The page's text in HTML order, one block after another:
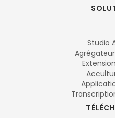
Studio